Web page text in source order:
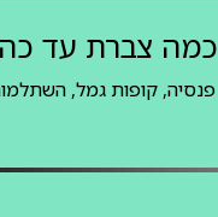
כמה צברת עד
פנסיה, קופות גמל,